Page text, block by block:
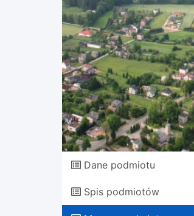
Dane podmiotu
Spis podmiotów